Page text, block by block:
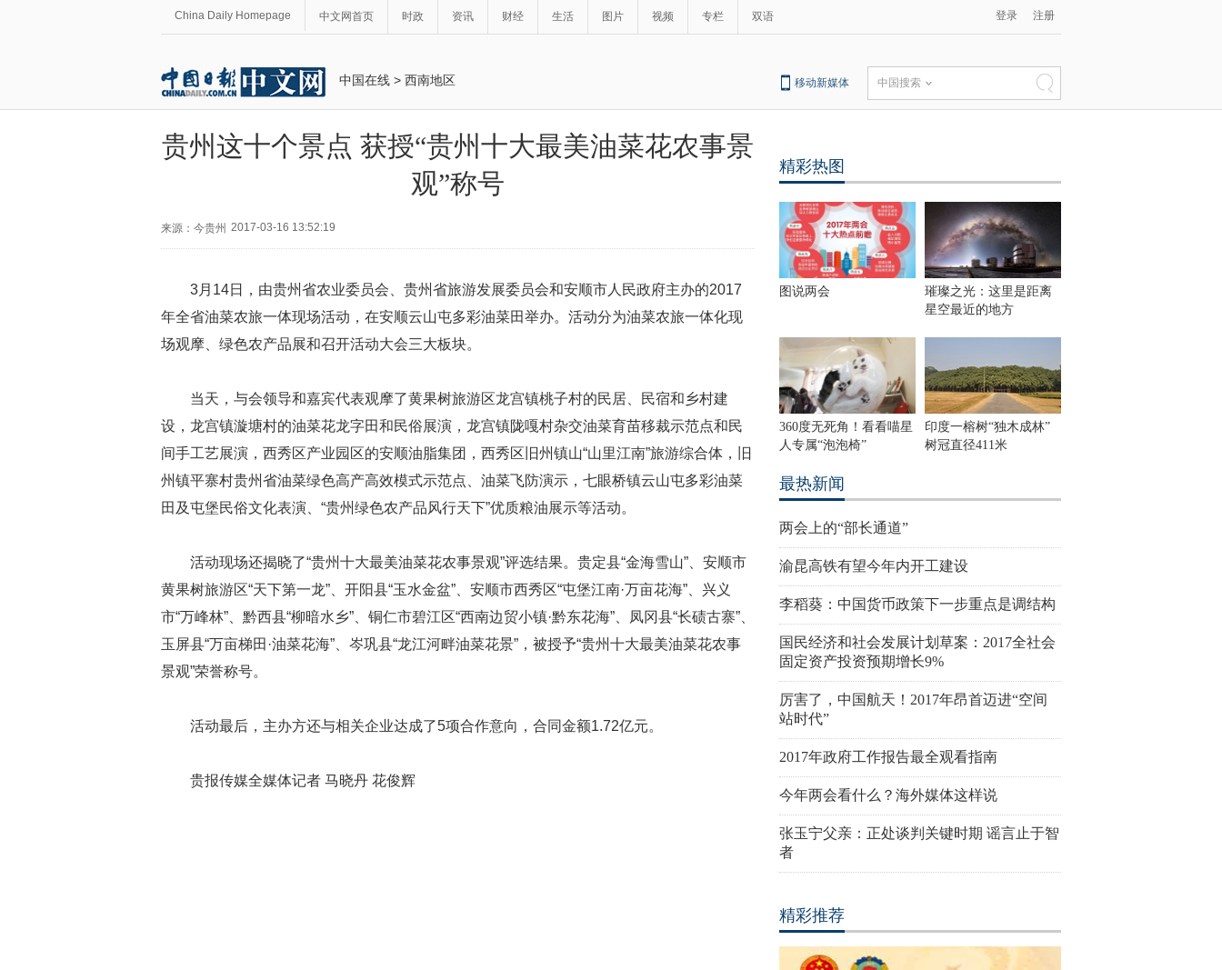
China Daily Homepage 中文网首页 时政 资讯 财经 生活 图片 视频 专栏 双语 登录 注册
中国在线 > 西南地区 移动新媒体 中国搜索
贵州这十个景点 获授“贵州十大最美油菜花农事景
观”称号
来源：今贵州 2017-03-16 13:52:19
3月14日，由贵州省农业委员会、贵州省旅游发展委员会和安顺市人民政府主办的2017
年全省油菜农旅一体现场活动，在安顺云山屯多彩油菜田举办。活动分为油菜农旅一体化现
场观摩、绿色农产品展和召开活动大会三大板块。
当天，与会领导和嘉宾代表观摩了黄果树旅游区龙宫镇桃子村的民居、民宿和乡村建
设，龙宫镇漩塘村的油菜花龙字田和民俗展演，龙宫镇陇嘎村杂交油菜育苗移裁示范点和民
间手工艺展演，西秀区产业园区的安顺油脂集团，西秀区旧州镇山“山里江南”旅游综合体，旧
州镇平寨村贵州省油菜绿色高产高效模式示范点、油菜飞防演示，七眼桥镇云山屯多彩油菜
田及屯堡民俗文化表演、“贵州绿色农产品风行天下”优质粮油展示等活动。
活动现场还揭晓了“贵州十大最美油菜花农事景观”评选结果。贵定县“金海雪山”、安顺市
黄果树旅游区“天下第一龙”、开阳县“玉水金盆”、安顺市西秀区“屯堡江南·万亩花海”、兴义
市“万峰林”、黔西县“柳暗水乡”、铜仁市碧江区“西南边贸小镇·黔东花海”、凤冈县“长碛古寨”、
玉屏县“万亩梯田·油菜花海”、岑巩县“龙江河畔油菜花景”，被授予“贵州十大最美油菜花农事
景观”荣誉称号。
活动最后，主办方还与相关企业达成了5项合作意向，合同金额1.72亿元。
贵报传媒全媒体记者 马晓丹 花俊辉
精彩热图
图说两会
璀璨之光：这里是距离
星空最近的地方
360度无死角！看看喵星
人专属“泡泡椅”
印度一榕树“独木成林”
树冠直径411米
最热新闻
两会上的“部长通道”
渝昆高铁有望今年内开工建设
李稻葵：中国货币政策下一步重点是调结构
国民经济和社会发展计划草案：2017全社会
固定资产投资预期增长9%
厉害了，中国航天！2017年昂首迈进“空间
站时代”
2017年政府工作报告最全观看指南
今年两会看什么？海外媒体这样说
张玉宁父亲：正处谈判关键时期 谣言止于智
者
精彩推荐